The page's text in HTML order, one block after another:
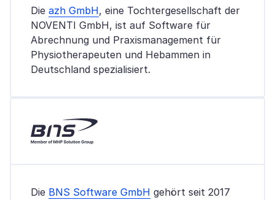
Die azh GmbH, eine Tochtergesellschaft der
NOVENTI GmbH, ist auf Software für
Abrechnung und Praxismanagement für
Physiotherapeuten und Hebammen in
Deutschland spezialisiert.
Die BNS Software GmbH gehört seit 2017